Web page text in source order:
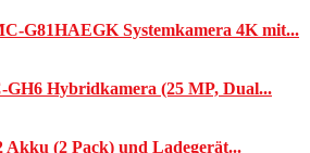
G81HAEGK Systemkamera 4K mit...
Hybridkamera (25 MP, Dual...
(2 Pack) und Ladegerät...